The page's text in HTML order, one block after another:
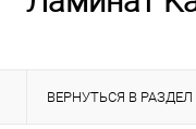
ВЕРНУТЬСЯ В РАЗДЕЛ